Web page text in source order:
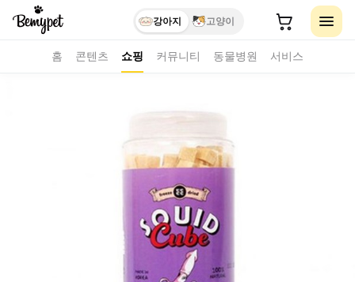
강아지 고양이
홈 콘텐츠 쇼핑 커뮤니티 동물병원 서비스